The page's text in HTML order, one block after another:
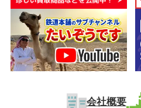
会社概要